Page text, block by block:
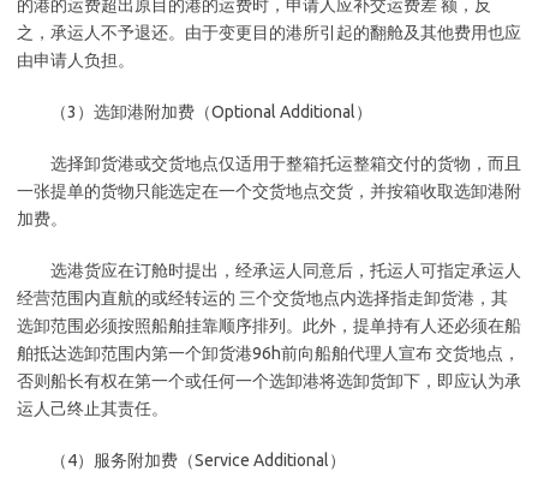
的港的运费超出原目的港的运费时，申请人应补交运费差 额，反
之，承运人不予退还。由于变更目的港所引起的翻舱及其他费用也应
由申请人负担。
（3）选卸港附加费（Optional Additional）
选择卸货港或交货地点仅适用于整箱托运整箱交付的货物，而且
一张提单的货物只能选定在一个交货地点交货，并按箱收取选卸港附
加费。
选港货应在订舱时提出，经承运人同意后，托运人可指定承运人
经营范围内直航的或经转运的 三个交货地点内选择指走卸货港，其
选卸范围必须按照船舶挂靠顺序排列。此外，提单持有人还必须在船
舶抵达选卸范围内第一个卸货港96h前向船舶代理人宣布 交货地点，
否则船长有权在第一个或任何一个选卸港将选卸货卸下，即应认为承
运人己终止其责任。
（4）服务附加费（Service Additional）